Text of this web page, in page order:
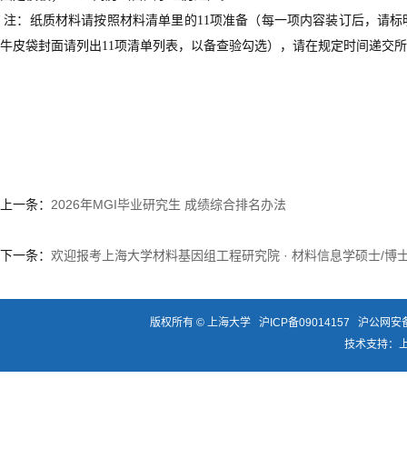
注：纸质材料请按照材料清单里的11项准备（每一项内容装订后，请
牛皮袋封面请列出11项清单列表，以备查验勾选），请在规定时间递交
上一条： 2026年MGI毕业研究生 成绩综合排名办法
下一条： 欢迎报考上海大学材料基因组工程研究院 · 材料信息学硕士/博
版权所有 © 上海大学 沪ICP备09014157
沪公网安
技术支持：